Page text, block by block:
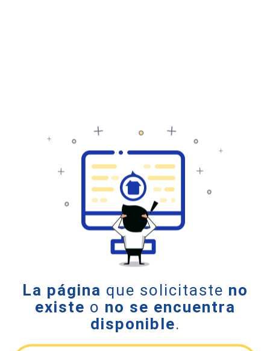
La página que solicitaste no
existe o no se encuentra
disponible.